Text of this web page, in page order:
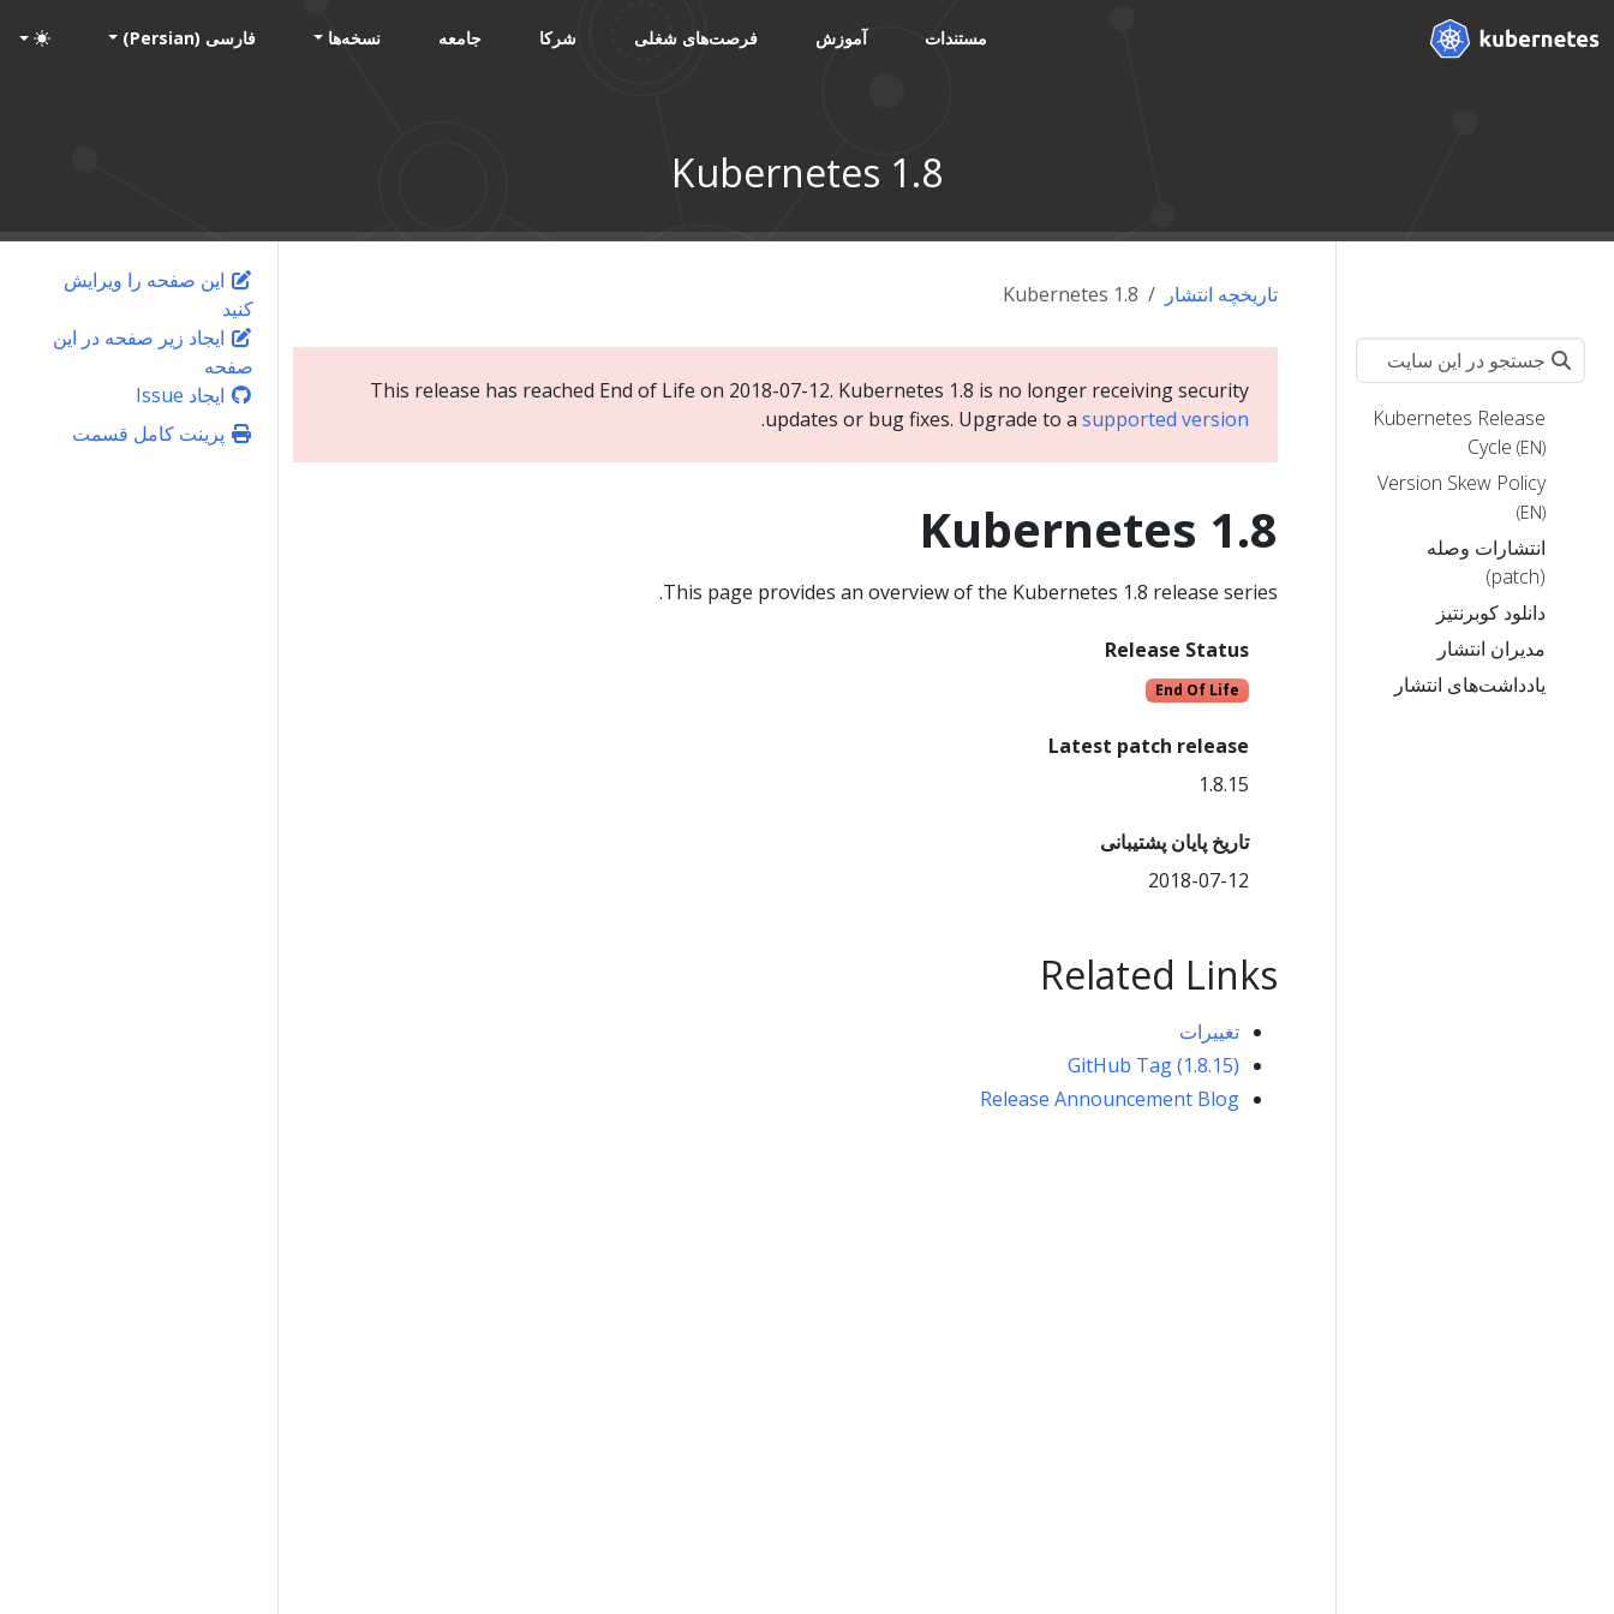
مستندات آموزش فرصت‌های شغلی شرکا جامعه نسخه‌ها فارسی (Persian)
Kubernetes 1.8
Kubernetes Release
Cycle (EN)
Version Skew Policy
(EN)
انتشارات وصله
(patch)
دانلود کوبرنتیز
مدیران انتشار
یادداشت‌های انتشار
این صفحه را ویرایش
کنید
ایجاد زیر صفحه در این
صفحه
ایجاد Issue
پرینت کامل قسمت
تاریخچه انتشار Kubernetes 1.8
This release has reached End of Life on 2018-07-12. Kubernetes 1.8 is no longer receiving security
updates or bug fixes. Upgrade to a supported version
.
Kubernetes 1.8
This page provides an overview of the Kubernetes 1.8 release series.
Release Status
End Of Life
Latest patch release
1.8.15
تاریخ پایان پشتیبانی
2018-07-12
Related Links
تغییرات
GitHub Tag (1.8.15)
Release Announcement Blog